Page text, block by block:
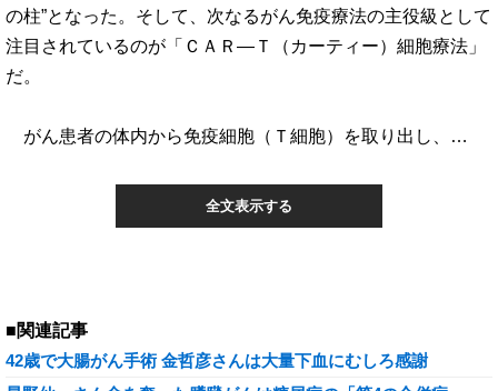
の柱”となった。そして、次なるがん免疫療法の主役級として
注目されているのが「ＣＡＲ―Ｔ（カーティー）細胞療法」
だ。
がん患者の体内から免疫細胞（Ｔ細胞）を取り出し、…
全文表示する
■関連記事
42歳で大腸がん手術 金哲彦さんは大量下血にむしろ感謝